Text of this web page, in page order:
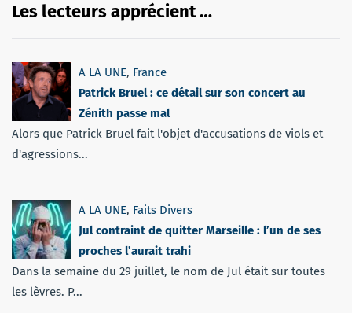
Les lecteurs apprécient …
A LA UNE, France
Patrick Bruel : ce détail sur son concert au
Zénith passe mal
Alors que Patrick Bruel fait l'objet d'accusations de viols et
d'agressions...
A LA UNE, Faits Divers
Jul contraint de quitter Marseille : l’un de ses
proches l’aurait trahi
Dans la semaine du 29 juillet, le nom de Jul était sur toutes
les lèvres. P...